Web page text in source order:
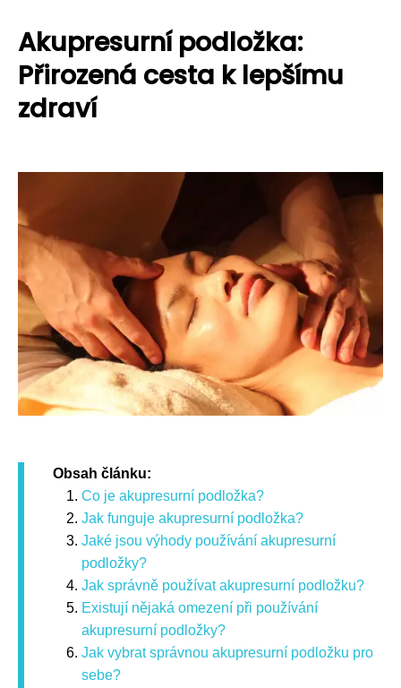
Akupresurní podložka:
Přirozená cesta k lepšímu
zdraví
Obsah článku:
Co je akupresurní podložka?
Jak funguje akupresurní podložka?
Jaké jsou výhody používání akupresurní
podložky?
Jak správně používat akupresurní podložku?
Existují nějaká omezení při používání
akupresurní podložky?
Jak vybrat správnou akupresurní podložku pro
sebe?